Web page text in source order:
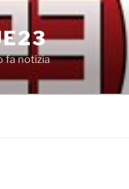
fa notizia